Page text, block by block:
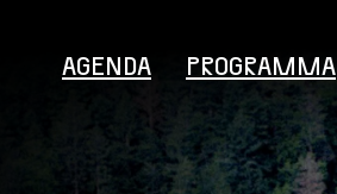
AGENDA PROGRAMMA